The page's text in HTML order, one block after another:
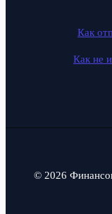
Как
Как не
© 2026